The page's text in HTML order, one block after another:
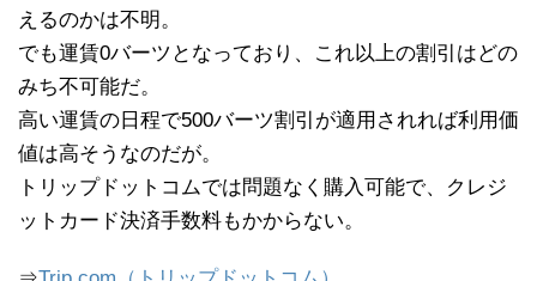
えるのかは不明。
でも運賃0バーツとなっており、これ以上の割引はどの
みち不可能だ。
高い運賃の日程で500バーツ割引が適用されれば利用価
値は高そうなのだが。
トリップドットコムでは問題なく購入可能で、クレジ
ットカード決済手数料もかからない。